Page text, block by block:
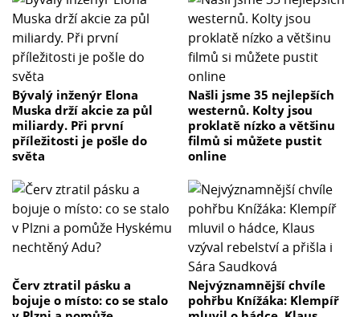
Bývalý inženýr Elona
Muska drží akcie za půl
miliardy. Při první
příležitosti je pošle do
světa
Našli jsme 35 nejlepších
westernů. Kolty jsou
proklatě nízko a většinu
filmů si můžete pustit
online
Červ ztratil pásku a
bojuje o místo: co se stalo
Nejvýznamnější chvíle
pohřbu Knížáka: Klempíř